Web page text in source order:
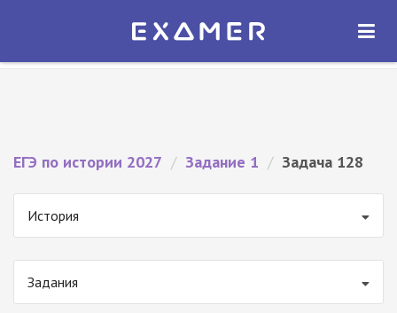
Экзамер — ЕГЭ 2027
ОТКРЫТЬ
ЕГЭ по истории 2027 / Задание 1 / Задача 128
История
Задания